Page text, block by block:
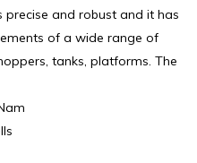
precise and robust and it has
of a wide range of
tanks, platforms. The